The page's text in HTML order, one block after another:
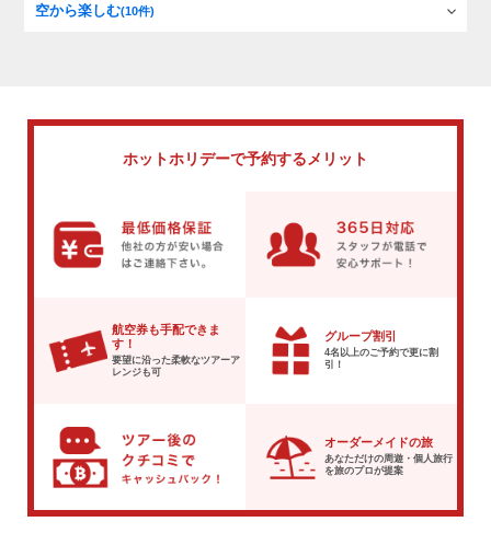
空から楽しむ(10件)
ホットホリデーで予約するメリット
航空券も手配できま
す！
要望に沿った柔軟なツアーア
レンジも可
グループ割引
4名以上のご予約で更に割
引！
オーダーメイドの旅
あなただけの周遊・個人旅行
を旅のプロが提案